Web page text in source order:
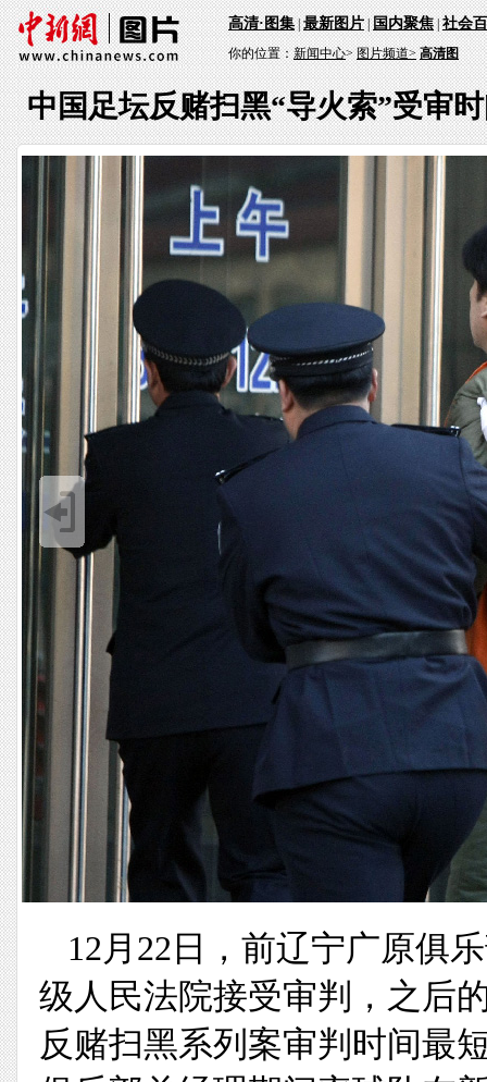
高清·图集|最新图片|国内聚焦|社会
你的位置：新闻中心>图片频道> 高清图
中国足坛反赌扫黑“导火索”受审
12月22日，前辽宁广原俱
级人民法院接受审判，之后
反赌扫黑系列案审判时间最